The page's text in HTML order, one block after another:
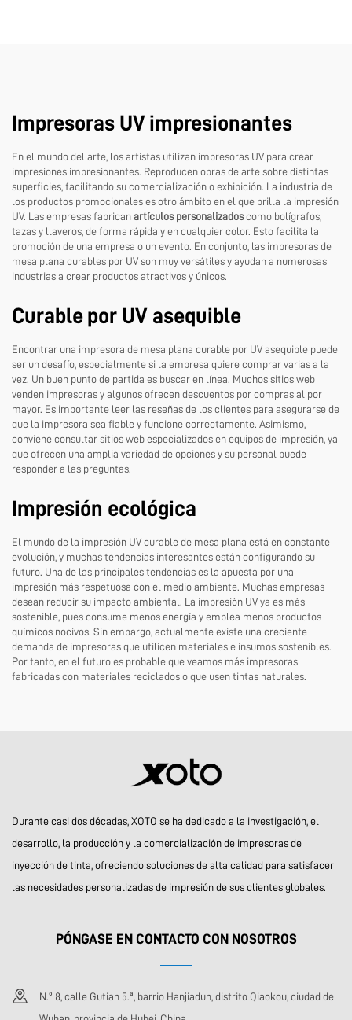
Impresoras UV impresionantes
En el mundo del arte, los artistas utilizan impresoras UV para crear
impresiones impresionantes. Reproducen obras de arte sobre distintas
superficies, facilitando su comercialización o exhibición. La industria de
los productos promocionales es otro ámbito en el que brilla la impresión
UV. Las empresas fabrican artículos personalizadoscomo bolígrafos,
tazas y llaveros, de forma rápida y en cualquier color. Esto facilita la
promoción de una empresa o un evento. En conjunto, las impresoras de
mesa plana curables por UV son muy versátiles y ayudan a numerosas
industrias a crear productos atractivos y únicos.
Curable por UV asequible
Encontrar una impresora de mesa plana curable por UV asequible puede
ser un desafío, especialmente si la empresa quiere comprar varias a la
vez. Un buen punto de partida es buscar en línea. Muchos sitios web
venden impresoras y algunos ofrecen descuentos por compras al por
mayor. Es importante leer las reseñas de los clientes para asegurarse de
que la impresora sea fiable y funcione correctamente. Asimismo,
conviene consultar sitios web especializados en equipos de impresión, ya
que ofrecen una amplia variedad de opciones y su personal puede
responder a las preguntas.
Impresión ecológica
El mundo de la impresión UV curable de mesa plana está en constante
evolución, y muchas tendencias interesantes están configurando su
futuro. Una de las principales tendencias es la apuesta por una
impresión más respetuosa con el medio ambiente. Muchas empresas
desean reducir su impacto ambiental. La impresión UV ya es más
sostenible, pues consume menos energía y emplea menos productos
químicos nocivos. Sin embargo, actualmente existe una creciente
demanda de impresoras que utilicen materiales e insumos sostenibles.
Por tanto, en el futuro es probable que veamos más impresoras
fabricadas con materiales reciclados o que usen tintas naturales.
Durante casi dos décadas, XOTO se ha dedicado a la investigación, el
desarrollo, la producción y la comercialización de impresoras de
inyección de tinta, ofreciendo soluciones de alta calidad para satisfacer
las necesidades personalizadas de impresión de sus clientes globales.
PÓNGASE EN CONTACTO CON NOSOTROS
N.º 8, calle Gutian 5.ª, barrio Hanjiadun, distrito Qiaokou, ciudad de